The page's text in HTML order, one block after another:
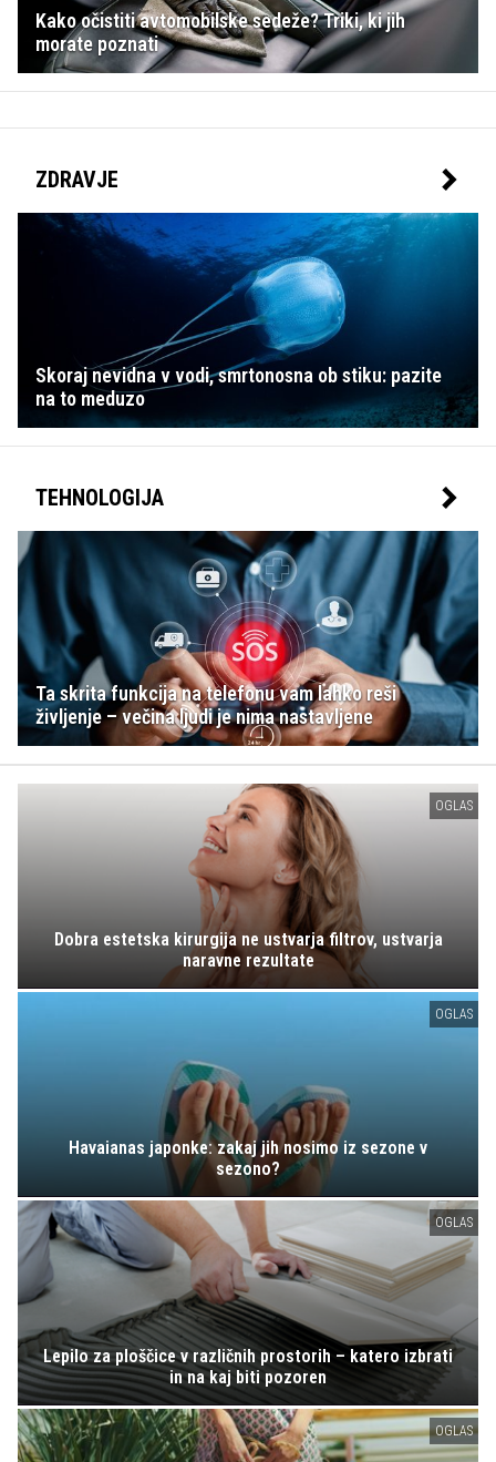
Kako očistiti avtomobilske sedeže? Triki, ki jih
morate poznati
ZDRAVJE
Skoraj nevidna v vodi, smrtonosna ob stiku: pazite
na to meduzo
TEHNOLOGIJA
Ta skrita funkcija na telefonu vam lahko reši
življenje – večina ljudi je nima nastavljene
OGLAS
Dobra estetska kirurgija ne ustvarja filtrov, ustvarja
naravne rezultate
OGLAS
Havaianas japonke: zakaj jih nosimo iz sezone v
sezono?
OGLAS
Lepilo za ploščice v različnih prostorih – katero izbrati
in na kaj biti pozoren
OGLAS